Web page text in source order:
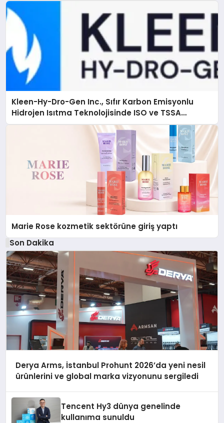
Kleen-Hy-Dro-Gen Inc., Sıfır Karbon Emisyonlu
Hidrojen Isıtma Teknolojisinde ISO ve TSSA
Düzenleyici Onaylarını Aldı
Marie Rose kozmetik sektörüne giriş yaptı
Son Dakika
Derya Arms, İstanbul Prohunt 2026’da yeni nesil
ürünlerini ve global marka vizyonunu sergiledi
Tencent Hy3 dünya genelinde
kullanıma sunuldu